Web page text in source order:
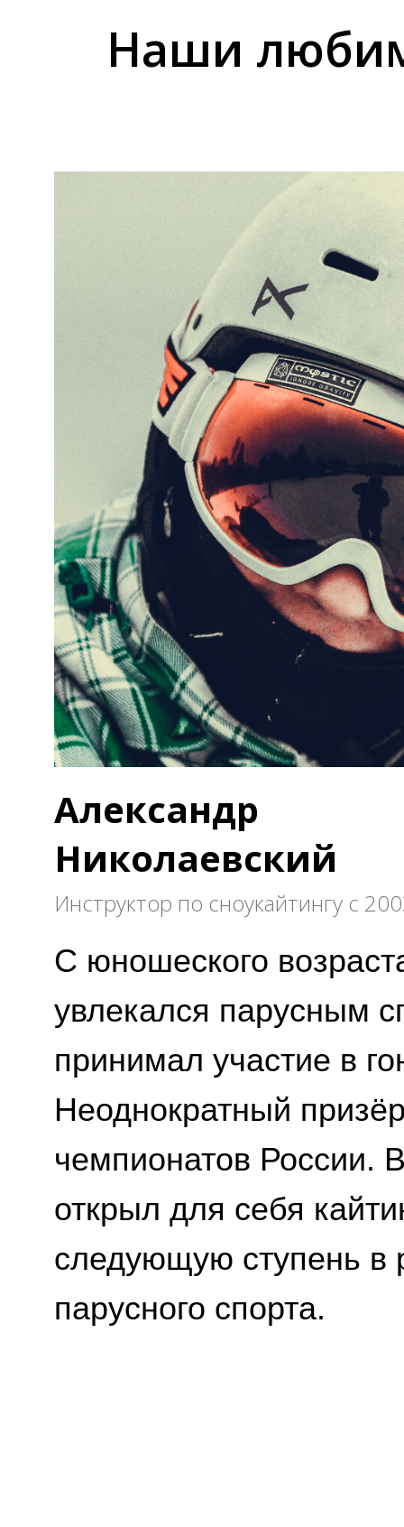
Наши
Александр
Николаевский
Инструктор по сноукайтингу с
С юношеского
увлекался парусным
принимал участие в
Неоднократный
чемпионатов России.
открыл для себя
следующую ступень в
парусного спорта.